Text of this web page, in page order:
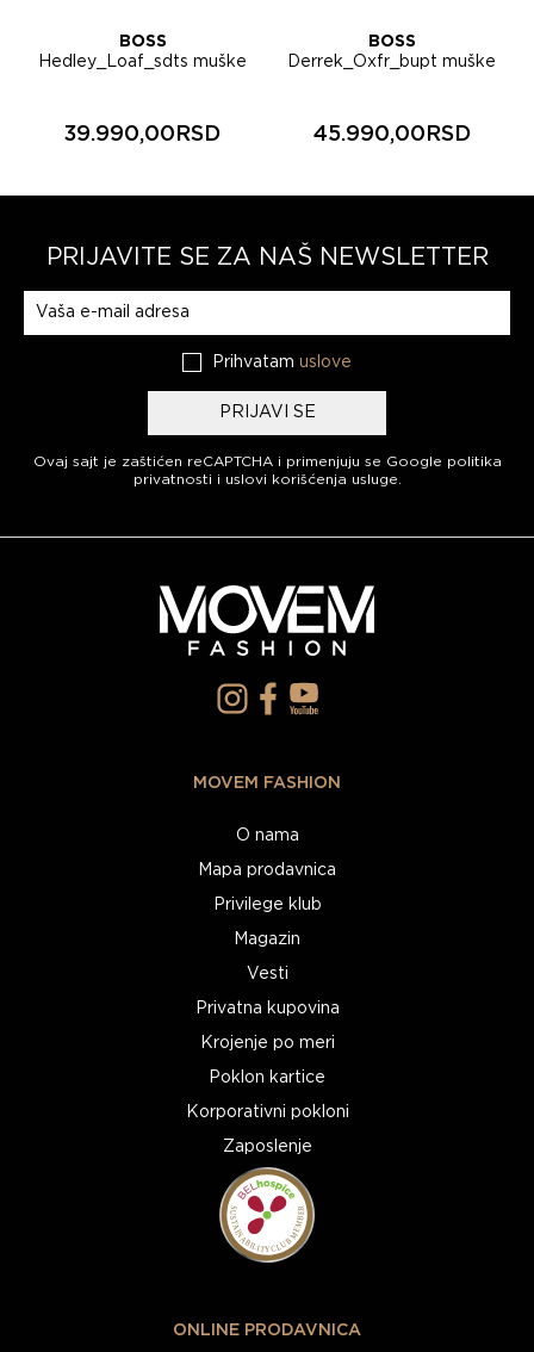
BOSS
Hedley_Loaf_sdts muške
39.990,00RSD
BOSS
Derrek_Oxfr_bupt muške
45.990,00RSD
PRIJAVITE SE ZA NAŠ NEWSLETTER
Prihvatam uslove
PRIJAVI SE
Ovaj sajt je zaštićen reCAPTCHA i primenjuju se Google politika
privatnosti i uslovi korišćenja usluge
MOVEM FASHION
O nama
Mapa prodavnica
Privilege klub
Magazin
Vesti
Privatna kupovina
Krojenje po meri
Poklon kartice
Korporativni pokloni
Zaposlenje
ONLINE PRODAVNICA